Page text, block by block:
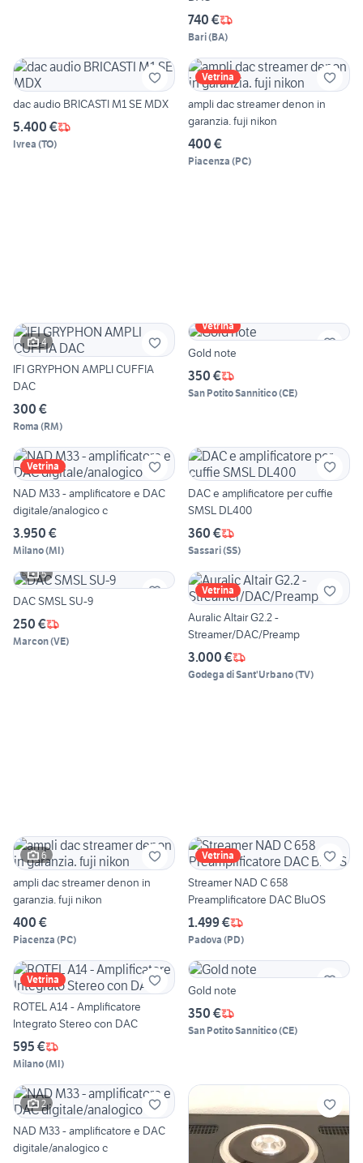
740 €
Bari(BA)
dac audio BRICASTI M1 SE MDX
5.400 €
Ivrea (TO)
Vetrina
ampli dac streamer denon in
garanzia. fuji nikon
400 €
Piacenza (PC)
4
IFI GRYPHON AMPLI CUFFIA
DAC
300 €
Roma (RM)
Vetrina
Gold note
350 €
San Potito Sannitico(CE)
Vetrina
NAD M33 - amplificatore e DAC
digitale/analogico c
3.950 €
Milano(MI)
DAC e amplificatore per cuffie
SMSL DL400
360 €
Sassari(SS)
5
DAC SMSL SU-9
250 €
Marcon(VE)
Vetrina
Auralic Altair G2.2 -
Streamer/DAC/Preamp
3.000 €
Godega di Sant'Urbano(TV)
6
ampli dac streamer denon in
garanzia. fuji nikon
400 €
Piacenza (PC)
Vetrina
Streamer NAD C 658
Preamplificatore DAC BluOS
1.499 €
Padova (PD)
Vetrina
ROTEL A14 - Amplificatore
Integrato Stereo con DAC
595 €
Milano(MI)
Gold note
350 €
San Potito Sannitico(CE)
2
NAD M33 - amplificatore e DAC
digitale/analogico c